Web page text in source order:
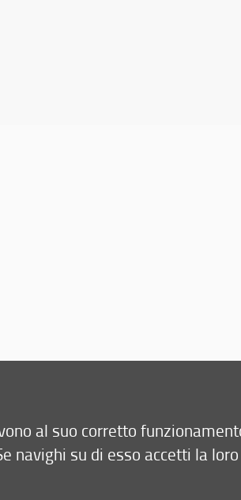
al suo corretto
navighi su di esso accetti la